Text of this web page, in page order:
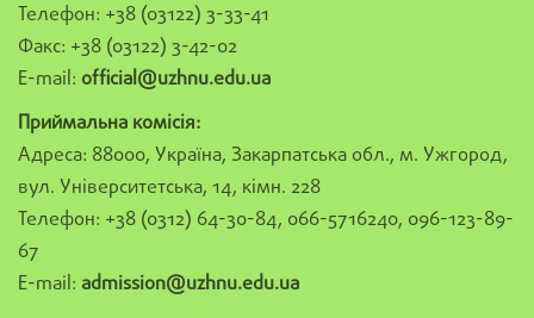
Телефон: +38 (03122) 3-33-41
Факс: +38 (03122) 3-42-02
E-mail: official@uzhnu.edu.ua
Приймальна комісія:
Адреса: 88000, Україна, Закарпатська обл., м. Ужгород,
вул. Університетська, 14, кімн. 228
Телефон: +38 (0312) 64-30-84, 066-5716240, 096-123-89-
67
E-mail: admission@uzhnu.edu.ua